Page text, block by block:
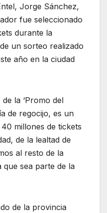
Jorge Sánchez,
fue seleccionado
durante la
un sorteo realizado
año en la ciudad
la ‘Promo del
de regocijo, es un
millones de tickets
de la lealtad de
al resto de la
sea parte de la
de la provincia